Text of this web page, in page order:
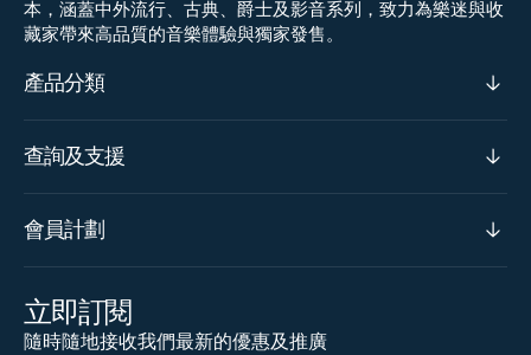
本，涵蓋中外流行、古典、爵士及影音系列，致力為樂迷與收
藏家帶來高品質的音樂體驗與獨家發售。
產品分類
查詢及支援
會員計劃
立即訂閱
隨時隨地接收我們最新的優惠及推廣